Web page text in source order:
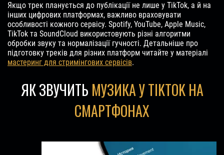
Якщо трек планується до публікації не лише у TikTok, а й на
інших цифрових платформах, важливо враховувати
особливості кожного сервісу. Spotify, YouTube, Apple Music,
TikTok та SoundCloud використовують різні алгоритми
обробки звуку та нормалізації гучності. Детальніше про
підготовку треків для різних платформ читайте у матеріалі
мастеринг для стримінгових сервісів.
ЯК ЗВУЧИТЬ МУЗИКА У TIKTOK НА
СМАРТФОНАХ